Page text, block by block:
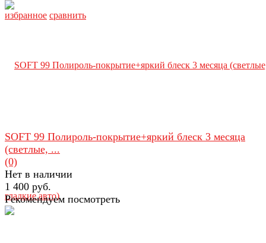
избранное сравнить
SOFT 99 Полироль-покрытие+яркий блеск 3 месяца
(светлые, ...
(0)
Нет в наличии
1 400 руб.
Рекомендуем посмотреть